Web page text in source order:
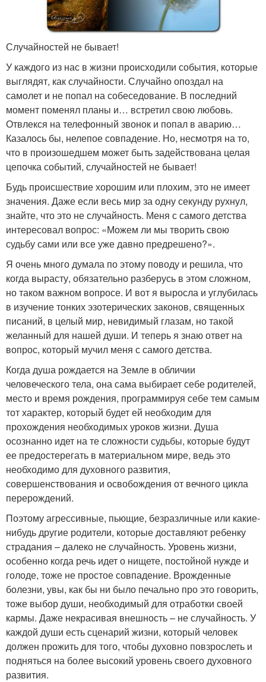
Случайностей не бывает!
У каждого из нас в жизни происходили события, которые
выглядят, как случайности. Случайно опоздал на
самолет и не попал на собеседование. В последний
момент поменял планы и… встретил свою любовь.
Отвлекся на телефонный звонок и попал в аварию…
Казалось бы, нелепое совпадение. Но, несмотря на то,
что в произошедшем может быть задействована целая
цепочка событий, случайностей не бывает!
Будь происшествие хорошим или плохим, это не имеет
значения. Даже если весь мир за одну секунду рухнул,
знайте, что это не случайность. Меня с самого детства
интересовал вопрос: «Можем ли мы творить свою
судьбу сами или все уже давно предрешено?».
Я очень много думала по этому поводу и решила, что
когда вырасту, обязательно разберусь в этом сложном,
но таком важном вопросе. И вот я выросла и углубилась
в изучение тонких эзотерических законов, священных
писаний, в целый мир, невидимый глазам, но такой
желанный для нашей души. И теперь я знаю ответ на
вопрос, который мучил меня с самого детства.
Когда душа рождается на Земле в обличии
человеческого тела, она сама выбирает себе родителей,
место и время рождения, программируя себе тем самым
тот характер, который будет ей необходим для
прохождения необходимых уроков жизни. Душа
осознанно идет на те сложности судьбы, которые будут
ее предостерегать в материальном мире, ведь это
необходимо для духовного развития,
совершенствования и освобождения от вечного цикла
перерождений.
Поэтому агрессивные, пьющие, безразличные или какие-
нибудь другие родители, которые доставляют ребенку
страдания – далеко не случайность. Уровень жизни,
особенно когда речь идет о нищете, постойной нужде и
голоде, тоже не простое совпадение. Врожденные
болезни, увы, как бы ни было печально про это говорить,
тоже выбор души, необходимый для отработки своей
кармы. Даже некрасивая внешность – не случайность. У
каждой души есть сценарий жизни, который человек
должен прожить для того, чтобы духовно повзрослеть и
подняться на более высокий уровень своего духовного
развития.